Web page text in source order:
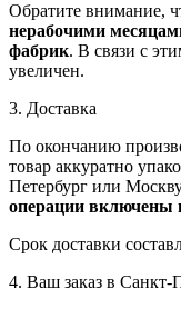
Обратите внимание,
нерабочими
фабрик. В связи с
увеличен.
3. Доставка
По окончанию
товар аккуратно
Петербург или
операции включены
Срок доставки
4. Ваш заказ в Санкт-